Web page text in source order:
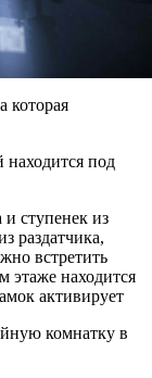
которая
находится под
ступенек из
раздатчика,
встретить
этаже находится
активирует
комнатку в